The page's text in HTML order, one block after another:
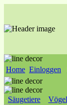
Home Einloggen
Säugetiere Vögel